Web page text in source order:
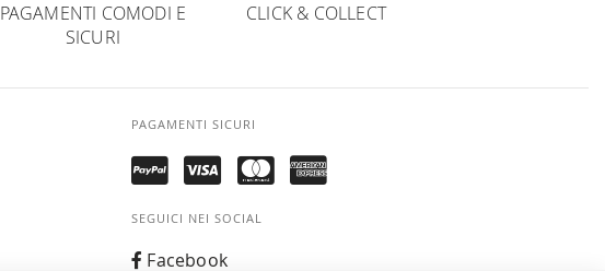
PAGAMENTI COMODI E
SICURI
CLICK & COLLECT
PAGAMENTI SICURI
SEGUICI NEI SOCIAL
Facebook